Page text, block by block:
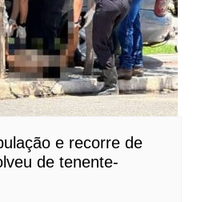
e recorre de
de tenente-